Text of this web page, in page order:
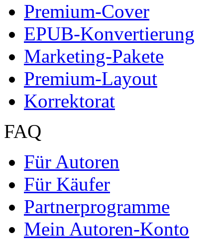
Premium-Cover
EPUB-Konvertierung
Marketing-Pakete
Premium-Layout
Korrektorat
FAQ
Für Autoren
Für Käufer
Partnerprogramme
Mein Autoren-Konto